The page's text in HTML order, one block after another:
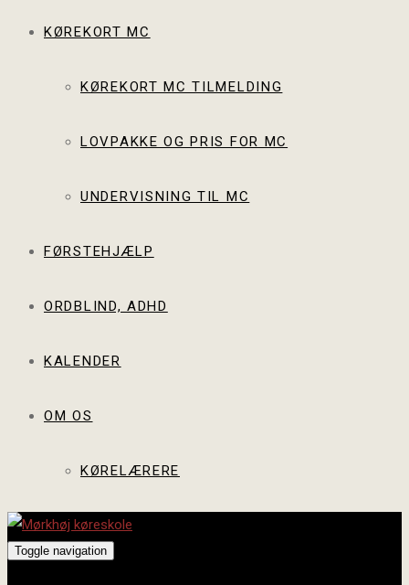
KØREKORT MC
KØREKORT MC TILMELDING
LOVPAKKE OG PRIS FOR MC
UNDERVISNING TIL MC
FØRSTEHJÆLP
ORDBLIND, ADHD
KALENDER
OM OS
KØRELÆRERE
Toggle navigation